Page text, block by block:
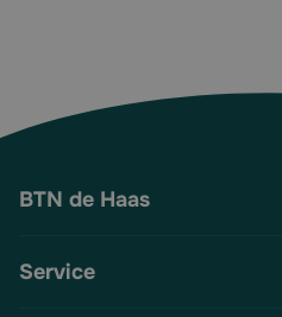
BTN de Haas
Service